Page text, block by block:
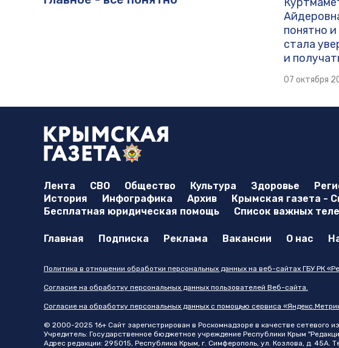
понятно
стала
и
07 октября
Лента СВО Общество Культура Здоровье
История
Инфографика Архив Крымская газета -
Бесплатная юридическая помощь
Список важных
Главная Подписка Реклама Вакансии О нас
Политика в отношении обработки персональных данных на веб-сайтах ГБУ РК
Согласие на обработку персональных данных пользователей Веб-сайта.
Согласие на обработку персональных данных с помощью сервиса
© 2000-2025 16+ Сайт зарегистрирован в Роскомнадзоре в качестве сетевого
Учредитель: Государственное бюджетное учреждение Республики Крым
Адрес редакции: 295015, Республика Крым, г. Симферополь, ул. Козлова, д. 45А.